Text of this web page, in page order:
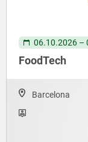
06.10.2026 –
FoodTech
Barcelona